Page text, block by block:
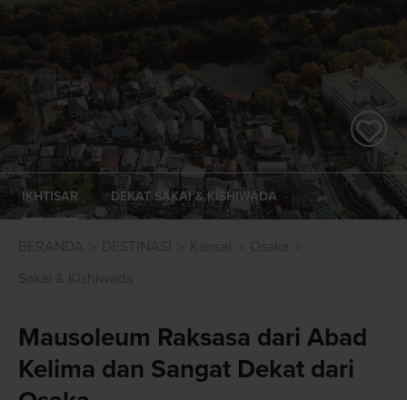
IKHTISAR DEKAT SAKAI & KISHIWADA
Mausoleum Raksasa dari Abad
Kelima dan Sangat Dekat dari